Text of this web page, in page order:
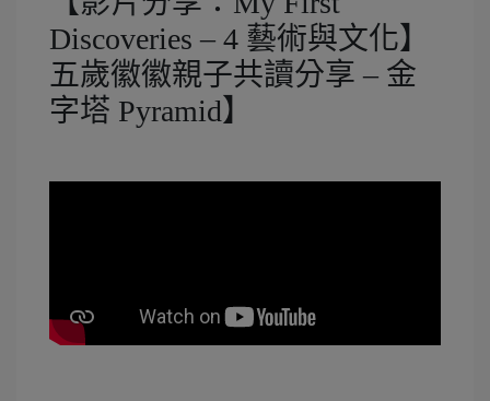
Discoveries – 4 藝術與文化】
五歲徽徽親子共讀分享 – 金
字塔 Pyramid】